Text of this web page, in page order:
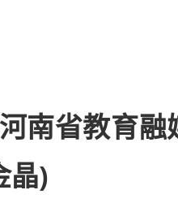
河南省教育
晶)